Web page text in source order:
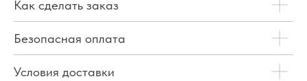
Как сделать заказ
Безопасная оплата
Условия доставки